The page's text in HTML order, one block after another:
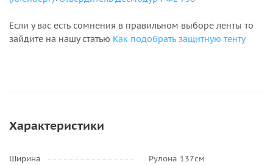
Если у вас есть сомнения в правильном выборе ленты то
зайдите на нашу статью Как подобрать защитную тенту
Характеристики
Ширина
Рулона 137см